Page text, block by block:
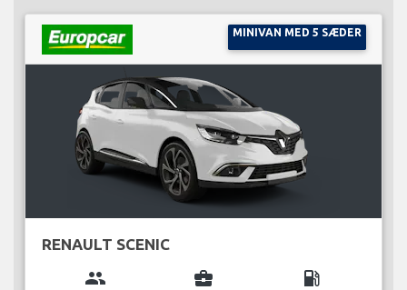
MINIVAN MED 5 SÆDER
RENAULT SCENIC
group business_center local_gas_station